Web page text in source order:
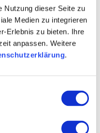
Nutzung dieser Seite zu
Medien zu integrieren
Erlebnis zu bieten. Ihre
anpassen. Weitere
.